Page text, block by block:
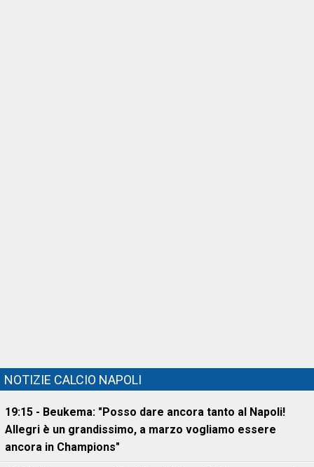
NOTIZIE CALCIO NAPOLI
19:15 - Beukema: "Posso dare ancora tanto al Napoli!
Allegri è un grandissimo, a marzo vogliamo essere
ancora in Champions"